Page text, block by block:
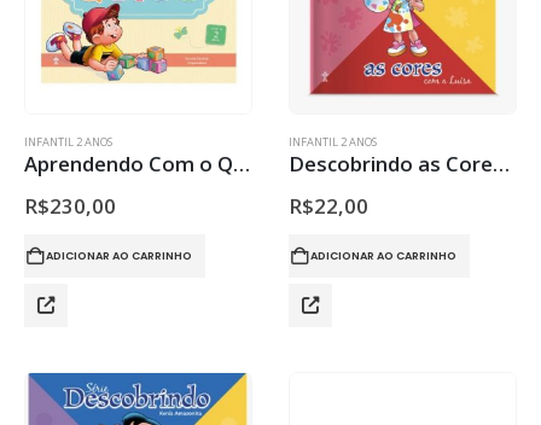
INFANTIL 2 ANOS
Aprendendo Com o Quico
R$230,00
ADICIONAR AO CARRINHO
INFANTIL 2 ANOS
Descobrindo as Cores com a Luísa
R$22,00
ADICIONAR AO CARRINHO